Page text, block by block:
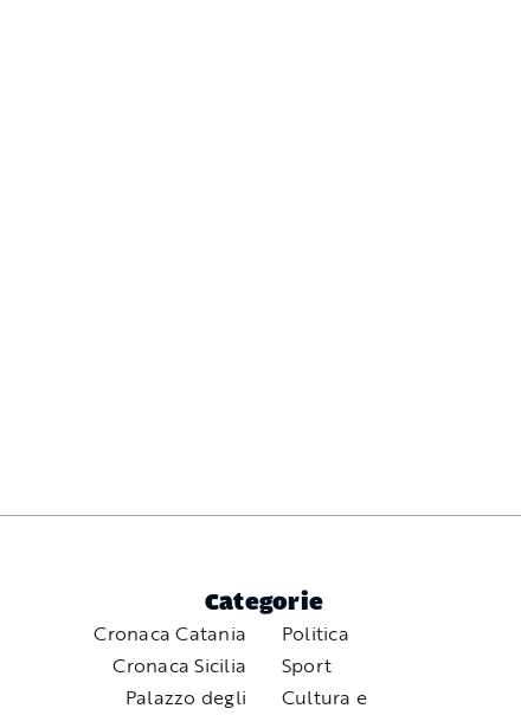
Categorie
Cronaca Catania
Cronaca Sicilia
Palazzo degli
Politica
Sport
Cultura e